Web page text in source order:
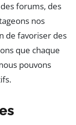
forums, des
nos
de favoriser des
que chaque
pouvons